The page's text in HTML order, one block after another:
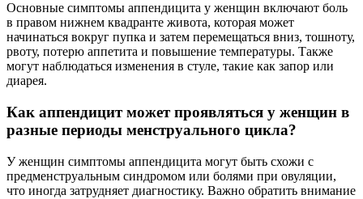
Основные симптомы аппендицита у женщин включают боль
в правом нижнем квадранте живота, которая может
начинаться вокруг пупка и затем перемещаться вниз, тошноту,
рвоту, потерю аппетита и повышение температуры. Также
могут наблюдаться изменения в стуле, такие как запор или
диарея.
Как аппендицит может проявляться у женщин в
разные периоды менструального цикла?
У женщин симптомы аппендицита могут быть схожи с
предменструальным синдромом или болями при овуляции,
что иногда затрудняет диагностику. Важно обратить внимание